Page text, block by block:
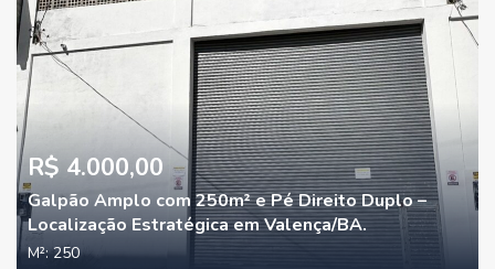
R$ 4.000,00
Galpão Amplo com 250m² e Pé Direito Duplo –
Localização Estratégica em Valença/BA.
M²:250